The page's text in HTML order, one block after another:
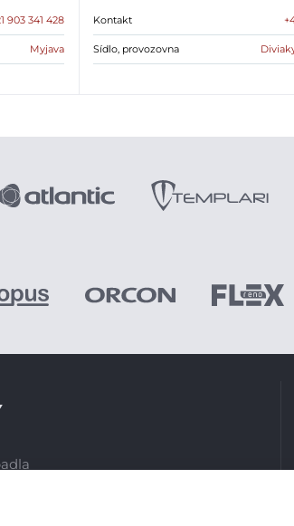
903 341 428
Myjava
Kontakt
Sídlo, provozovna